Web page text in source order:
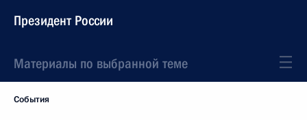
Президент России
Материалы по выбранной теме
События